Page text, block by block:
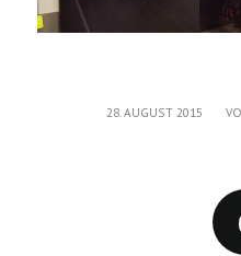
28. AUGUST 2015
/